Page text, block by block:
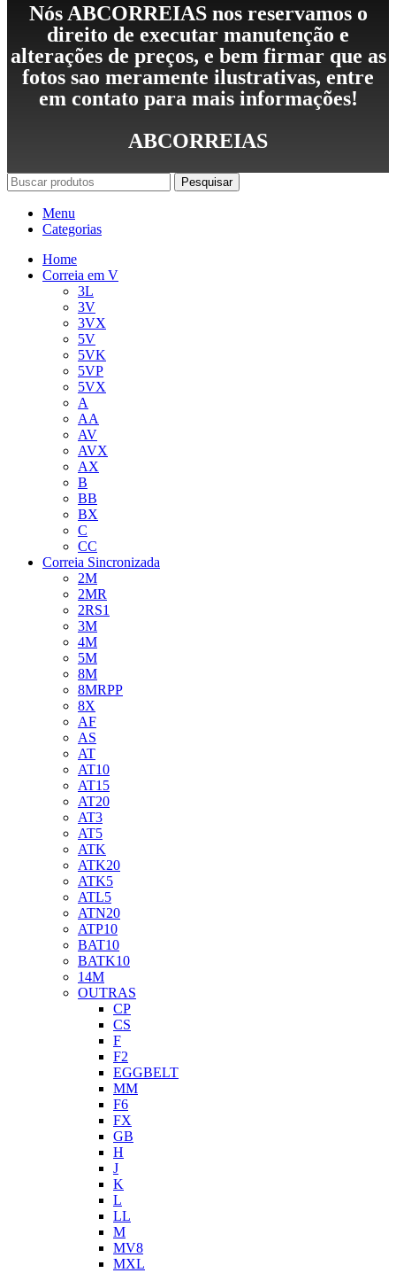
Nós ABCORREIAS nos reservamos o
direito de executar manutenção e
alterações de preços, e bem firmar que as
fotos sao meramente ilustrativas, entre
em contato para mais informações!
ABCORREIAS
Pesquisar
Menu
Categorias
Home
Correia em V
3L
3V
3VX
5V
5VK
5VP
5VX
A
AA
AV
AVX
AX
B
BB
BX
C
CC
Correia Sincronizada
2M
2MR
2RS1
3M
4M
5M
8M
8MRPP
8X
AF
AS
AT
AT10
AT15
AT20
AT3
AT5
ATK
ATK20
ATK5
ATL5
ATN20
ATP10
BAT10
BATK10
14M
OUTRAS
CP
CS
F
F2
EGGBELT
MM
F6
FX
GB
H
J
K
L
LL
M
MV8
MXL